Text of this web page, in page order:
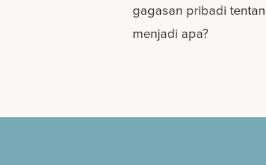
gagasan pribadi
menjadi apa?